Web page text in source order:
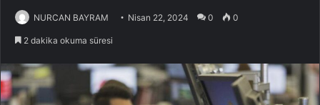
NURCAN BAYRAM Nisan 22, 2024 0 0
2 dakika okuma süresi